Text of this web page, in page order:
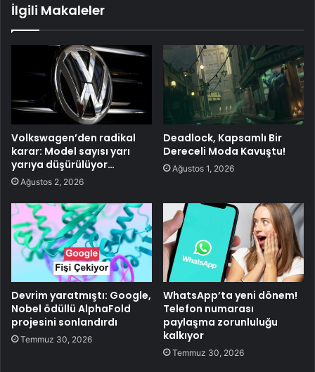
İlgili Makaleler
Volkswagen’den radikal
karar: Model sayısı yarı
yarıya düşürülüyor…
Ağustos 2, 2026
Deadlock, Kapsamlı Bir
Dereceli Moda Kavuştu!
Ağustos 1, 2026
Devrim yaratmıştı: Google,
Nobel ödüllü AlphaFold
projesini sonlandırdı
Temmuz 30, 2026
WhatsApp’ta yeni dönem!
Telefon numarası
paylaşma zorunluluğu
kalkıyor
Temmuz 30, 2026